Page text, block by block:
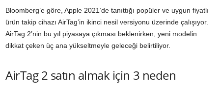
Bloomberg’e göre, Apple 2021’de tanıttığı popüler ve uygun fiyatlı
ürün takip cihazı AirTag’in ikinci nesil versiyonu üzerinde çalışıyor.
AirTag 2’nin bu yıl piyasaya çıkması beklenirken, yeni modelin
dikkat çeken üç ana yükseltmeyle geleceği belirtiliyor.
AirTag 2 satın almak için 3 neden